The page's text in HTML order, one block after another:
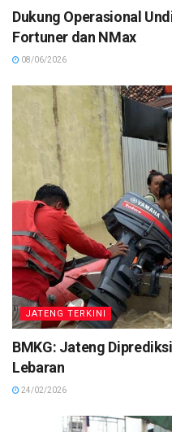
Dukung Operasional
Fortuner dan NMax
08/06/2026
JATENG TERKINI
BMKG: Jateng
Lebaran
24/02/2026